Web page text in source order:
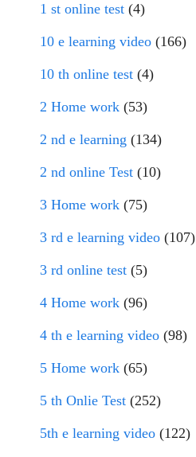
1 st online test (4)
10 e learning video (166)
10 th online test (4)
2 Home work (53)
2 nd e learning (134)
2 nd online Test (10)
3 Home work (75)
3 rd e learning video (107)
3 rd online test (5)
4 Home work (96)
4 th e learning video (98)
5 Home work (65)
5 th Onlie Test (252)
5th e learning video (122)